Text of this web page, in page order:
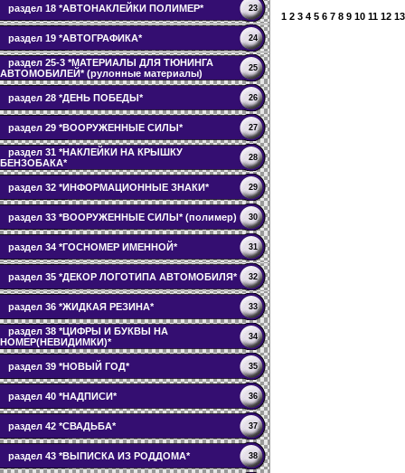
раздел 18 *АВТОНАКЛЕЙКИ ПОЛИМЕР* 23
раздел 19 *АВТОГРАФИКА* 24
раздел 25-3 *МАТЕРИАЛЫ ДЛЯ ТЮНИНГА
АВТОМОБИЛЕЙ* (рулонные материалы)
25
раздел 28 *ДЕНЬ ПОБЕДЫ* 26
раздел 29 *ВООРУЖЕННЫЕ СИЛЫ* 27
раздел 31 *НАКЛЕЙКИ НА КРЫШКУ
БЕНЗОБАКА*
28
раздел 32 *ИНФОРМАЦИОННЫЕ ЗНАКИ* 29
раздел 33 *ВООРУЖЕННЫЕ СИЛЫ* (полимер) 30
раздел 34 *ГОСНОМЕР ИМЕННОЙ* 31
раздел 35 *ДЕКОР ЛОГОТИПА АВТОМОБИЛЯ* 32
раздел 36 *ЖИДКАЯ РЕЗИНА* 33
раздел 38 *ЦИФРЫ И БУКВЫ НА
НОМЕР(НЕВИДИМКИ)*
34
раздел 39 *НОВЫЙ ГОД* 35
раздел 40 *НАДПИСИ* 36
раздел 42 *СВАДЬБА* 37
раздел 43 *ВЫПИСКА ИЗ РОДДОМА* 38
1 2 3 4 5 6 7 8 9 10 11 12 13